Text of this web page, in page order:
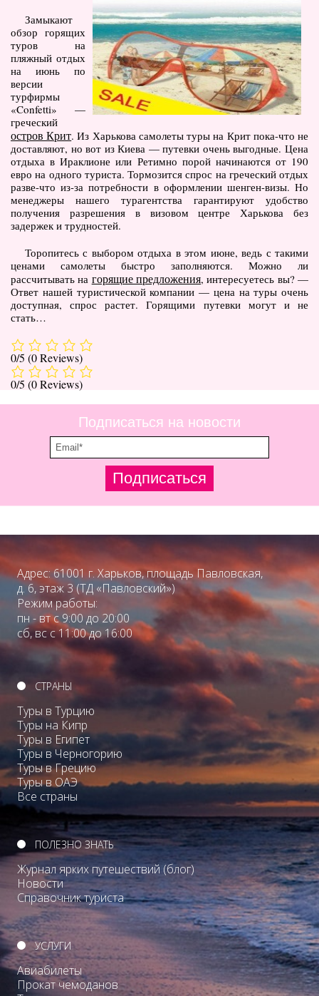
Замыкают
обзор горящих
туров на
пляжный отдых
на июнь по
версии
турфирмы
«Confetti» —
греческий
остров Крит. Из Харькова самолеты туры на Крит пока-что не
доставляют, но вот из Киева — путевки очень выгодные. Цена
отдыха в Ираклионе или Ретимно порой начинаются от 190
евро на одного туриста. Тормозится спрос на греческий отдых
разве-что из-за потребности в оформлении шенген-визы. Но
менеджеры нашего турагентства гарантируют удобство
получения разрешения в визовом центре Харькова без
задержек и трудностей.
Торопитесь с выбором отдыха в этом июне, ведь с такими
ценами самолеты быстро заполняются. Можно ли
рассчитывать на горящие предложения, интересуетесь вы? —
Ответ нашей туристической компании — цена на туры очень
доступная, спрос растет. Горящими путевки могут и не
стать…
0/5 (0 Reviews)
0/5 (0 Reviews)
Подписаться на новости
Подписаться
Адрес: 61001 г. Харьков, площадь Павловская,
д. 6, этаж 3 (ТД «Павловский»)
Режим работы:
пн - вт с 9:00 до 20:00
сб, вс с 11:00 до 16:00
СТРАНЫ
Туры в Турцию
Туры на Кипр
Туры в Египет
Туры в Черногорию
Туры в Грецию
Туры в ОАЭ
Все страны
ПОЛЕЗНО ЗНАТЬ
Журнал ярких путешествий (блог)
Новости
Справочник туриста
УСЛУГИ
Авиабилеты
Прокат чемоданов